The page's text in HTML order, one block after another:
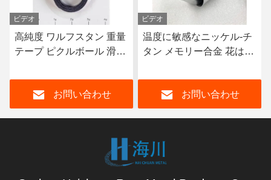
ビデオ
温度に敏感なニッケル-チ
タン メモリー合金 花はス
お問い合わせ
製造者 高純度 99.995% チ
ンメタルパックインゴッ
99.95%
お問い合わせ